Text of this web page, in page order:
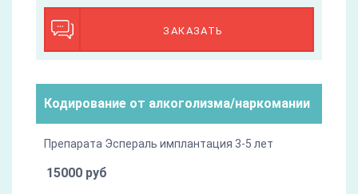
ЗАКАЗАТЬ
Кодирование от алкоголизма/наркомании
Препарата Эспераль имплантация 3-5 лет
15000 руб